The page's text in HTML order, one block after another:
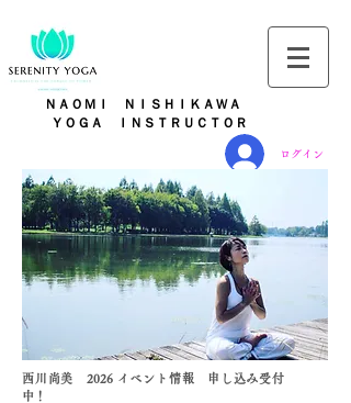
ログイン
ＮＡＯＭＩ ＮＩＳＨＩＫＡＷＡ
ＹＯＧＡ ＩＮＳＴＲＵＣＴＯＲ
西川尚美 ​2026 イベント情報 申し込み受付
中！